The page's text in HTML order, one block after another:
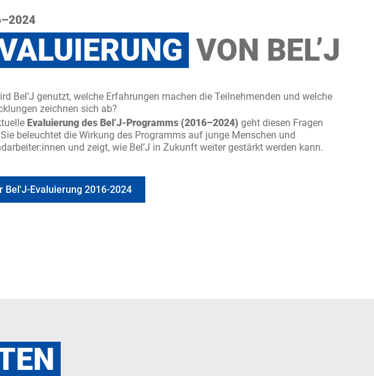
VON BEL’J
Bel’J genutzt, welche Erfahrungen machen die Teilnehmenden und welche
zeichnen sich ab?
Evaluierung des Bel’J-Programms (2016–2024) geht diesen Fragen
beleuchtet die Wirkung des Programms auf junge Menschen und
und zeigt, wie Bel’J in Zukunft weiter gestärkt werden kann.
Bel'J-Evaluierung 2016-2024